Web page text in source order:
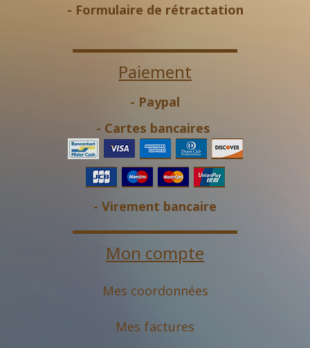
- Formulaire de rétractation
Paiement
- Paypal
- Cartes bancaires
- Virement bancaire
Mon compte
Mes coordonnées
Mes factures